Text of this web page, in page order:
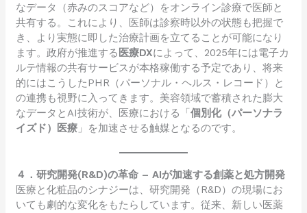
なデータ（赤みのスコアなど）をオンライン診療で医師と
共有する。これにより、医師は診察時以外の状態も把握で
き、より実態に即した治療計画を立てることが可能になり
ます。政府が推進する 医療DXによって、2025年には電子カ
ルテ情報の共有サービスが本格稼働する予定であり、将来
的にはこうしたPHR（パーソナル・ヘルス・レコード）と
の連携も視野に入ってきます。美容領域で蓄積された膨大
なデータとAI技術が、医療における「個別化（パーソナラ
イズド）医療 」を加速させる触媒となるのです。
４．研究開発(R&D)の革命 – AIが加速する創薬と処方開発
医療と化粧品のシナジーは、研究開発（R&D）の現場にお
いても劇的な変化をもたらしています。従来、新しい医薬